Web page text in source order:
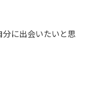
に出会いたいと思